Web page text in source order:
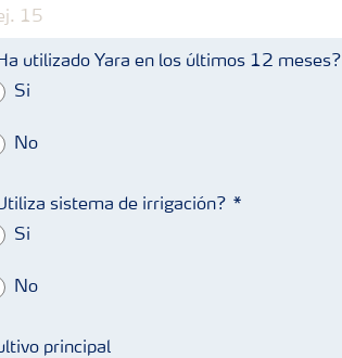
utilizado Yara en los últimos 12 meses?
Si
No
sistema de irrigación?
Si
No
principal